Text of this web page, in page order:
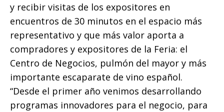
y recibir visitas de los expositores en
encuentros de 30 minutos en el espacio más
representativo y que más valor aporta a
compradores y expositores de la Feria: el
Centro de Negocios, pulmón del mayor y más
importante escaparate de vino español.
“Desde el primer año venimos desarrollando
programas innovadores para el negocio, para